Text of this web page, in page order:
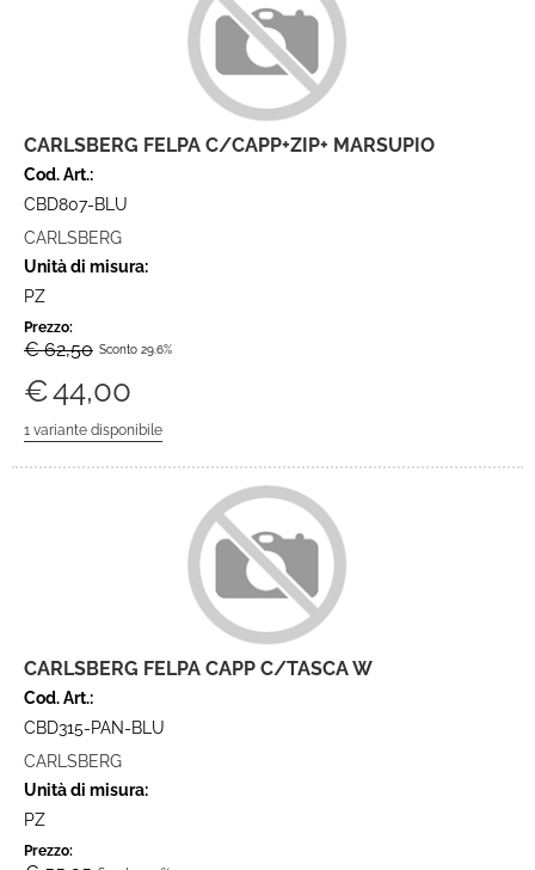
CARLSBERG FELPA C/CAPP+ZIP+ MARSUPIO
Cod. Art.:
CBD807-BLU
CARLSBERG
Unità di misura:
PZ
Prezzo:
€ 62,50 Sconto 29.6%
€44,00
CARLSBERG FELPA CAPP C/TASCA W
Cod. Art.:
CBD315-PAN-BLU
CARLSBERG
Unità di misura:
PZ
Prezzo: